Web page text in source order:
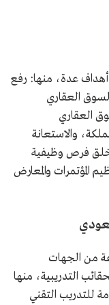
عدة، منها: رفع
العقاري
العقاري
والاستعانة
وخلق فرص وظيفية
المؤتمرات والمعارض
من الجهات
التدريبية، منها
للتدريب التقني